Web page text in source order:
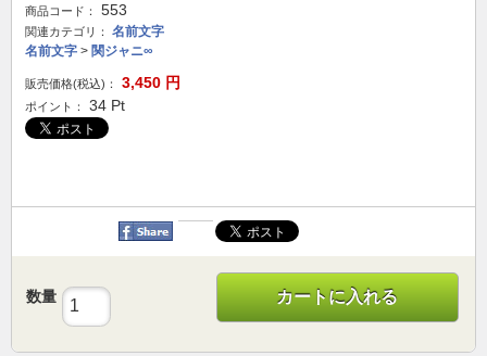
商品コード： 553
関連カテゴリ：
名前文字
名前文字 > 関ジャニ∞
販売価格(税込)： 3,450 円
ポイント： 34 Pt
数量 カートに入れる